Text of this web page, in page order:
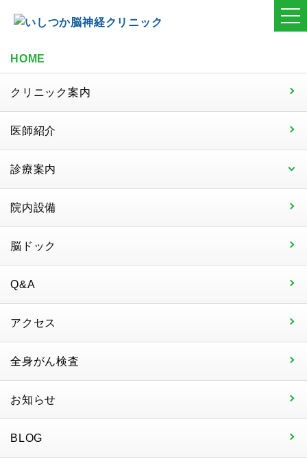
HOME
クリニック案内
医師紹介
診療案内
院内設備
脳ドック
Q&A
アクセス
全身がん検査
お知らせ
BLOG